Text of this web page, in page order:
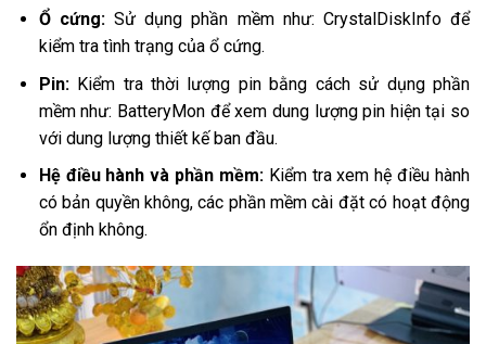
Ổ cứng:Sử dụng phần mềm như: CrystalDiskInfo để
kiểm tra tình trạng của ổ cứng.
Pin:Kiểm tra thời lượng pin bằng cách sử dụng phần
mềm như: BatteryMon để xem dung lượng pin hiện tại so
với dung lượng thiết kế ban đầu.
Hệ điều hành và phần mềm:Kiểm tra xem hệ điều hành
có bản quyền không, các phần mềm cài đặt có hoạt động
ổn định không.